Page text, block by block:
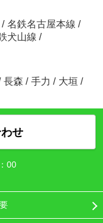
/ 名鉄名古屋本線 /
犬山線 /
長森 / 手力 / 大垣 /
せ
00